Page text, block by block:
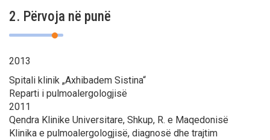
2. Përvoja në punë
2013
Spitali klinik „Axhibadem Sistina“
Reparti i pulmoalergologjisë
2011
Qendra Klinike Universitare, Shkup, R. e Maqedonisë
Klinika e pulmoalergologjisë, diagnosë dhe trajtim